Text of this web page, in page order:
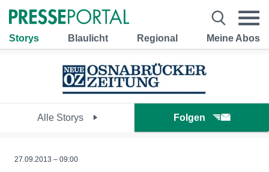
Storys Blaulicht Regional Meine Abos
Alle Storys Folgen
27.09.2013 – 09:00